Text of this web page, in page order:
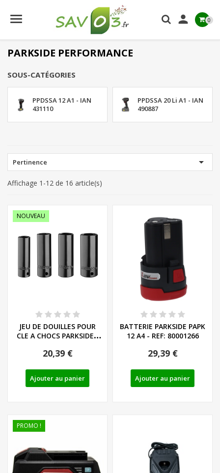
 0
PARKSIDE PERFORMANCE
SOUS-CATÉGORIES
PPDSSA 12 A1 - IAN
431110
PPDSSA 20 Li A1 - IAN
490887
Pertinence 
Affichage 1-12 de 16 article(s)
NOUVEAU
JEU DE DOUILLES POUR
CLE A CHOCS PARKSIDE -
20,39 €
Ajouter au panier
BATTERIE PARKSIDE PAPK
12 A4 - REF: 80001266
29,39 €
Ajouter au panier
PROMO !